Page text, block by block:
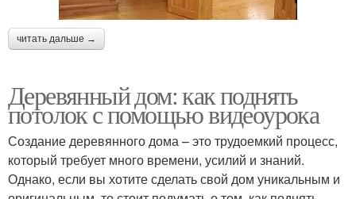
читать дальше →
Деревянный дом: как поднять
потолок с помощью видеоурока
Создание деревянного дома – это трудоемкий процесс,
который требует много времени, усилий и знаний.
Однако, если вы хотите сделать свой дом уникальным и